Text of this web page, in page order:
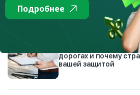
Автоподставы: как
дорогах и почему
вашей защитой
Подробнее